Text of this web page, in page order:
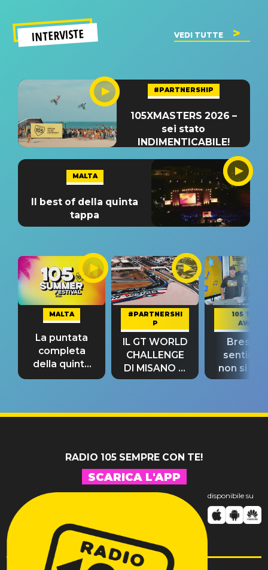
INTERVISTE VEDI TUTTE
#PARTNERSHIP
105XMASTERS 2026 –
sei stato
INDIMENTICABILE!
MALTA
Il best of della quinta
tappa
MALTA
La puntata
completa
della quinta
tappa
#PARTNERSHI
P
IL GT WORLD
CHALLENGE
DI MISANO si
riconferma
105 TAKE
AWAY
Bresh:
non si
fino alla
RADIO 105 SEMPRE CON TE!
SCARICA L'APP
disponibile su